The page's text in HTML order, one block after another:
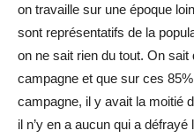
on travaille sur une époque
sont représentatifs de la
on ne sait rien du tout. On
campagne et que sur ces
campagne, il y avait la moitié
il n’y en a aucun qui a